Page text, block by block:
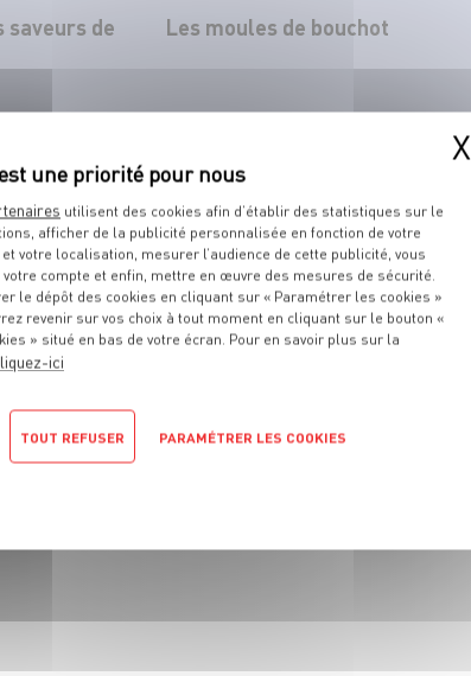
de
Les moules de bouchot
POISSONNIER
et
X
utilisent des cookies afin d’établir des statistiques sur le
afficher de la publicité personnalisée en fonction de votre
votre localisation, mesurer l’audience de cette publicité, vous
votre compte et enfin, mettre en œuvre des mesures de sécurité.
le dépôt des cookies en cliquant sur « Paramétrer les cookies »
revenir sur vos choix à tout moment en cliquant sur le bouton «
» situé en bas de votre écran. Pour en savoir plus sur la
ici
TOUT REFUSER PARAMÉTRER LES COOKIES